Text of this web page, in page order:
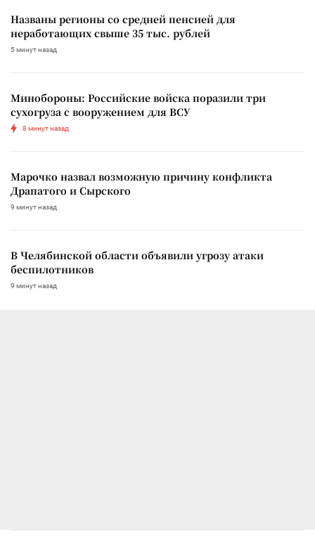
Названы регионы со средней пенсией для
неработающих свыше 35 тыс. рублей
5 минут назад
Минобороны: Российские войска поразили три
сухогруза с вооружением для ВСУ
8 минут назад
Марочко назвал возможную причину конфликта
Драпатого и Сырского
9 минут назад
В Челябинской области объявили угрозу атаки
беспилотников
9 минут назад